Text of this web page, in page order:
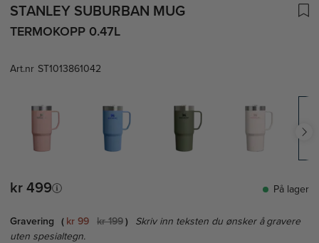
STANLEY SUBURBAN MUG
TERMOKOPP 0.47L
Art.nr ST1013861042
kr 499 På lager
Gravering kr 99 kr 199
Skriv inn teksten du ønsker å gravere
uten spesialtegn.